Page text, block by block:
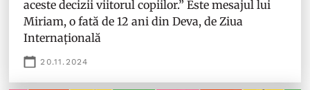
aceste decizii viitorul copiilor.” Este mesajul lui
Miriam, o fată de 12 ani din Deva, de Ziua
Internațională
20.11.2024